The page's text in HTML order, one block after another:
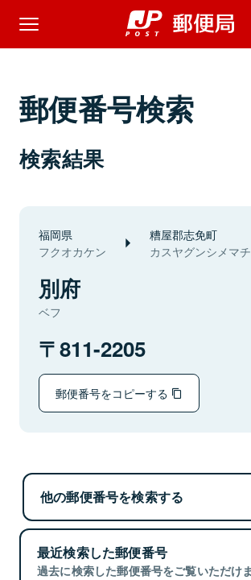
郵便番号検索
検索結果
福岡県
フクオカケン
糟屋郡志免町
カスヤグンシメマチ
別府
ベフ
811-2205
郵便番号をコピーする
他の郵便番号を検索する
最近検索した郵便番号
過去に検索した郵便番号をご覧いただけま